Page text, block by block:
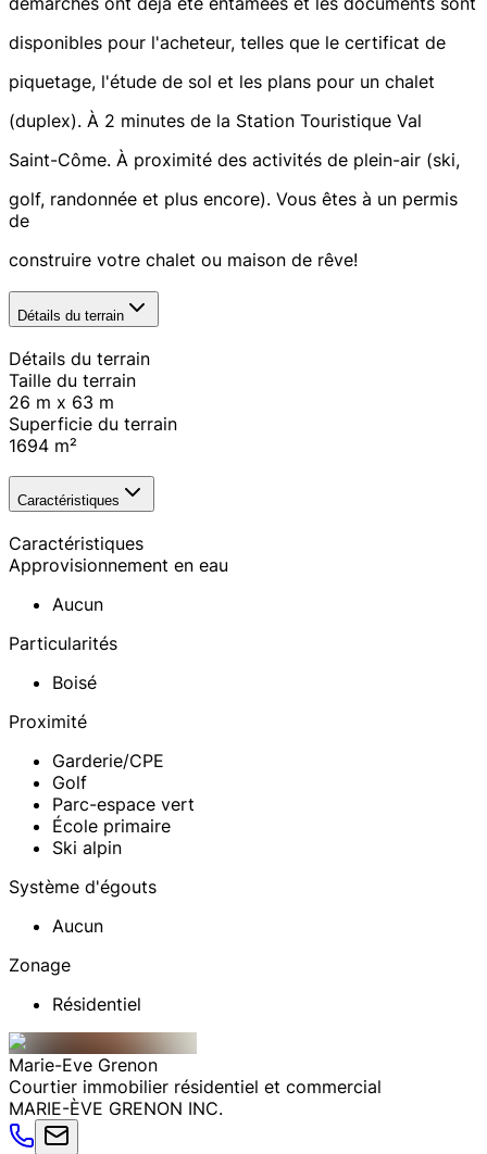
disponibles pour l'acheteur, telles que le certificat de
piquetage, l'étude de sol et les plans pour un chalet
(duplex). À 2 minutes de la Station Touristique Val
Saint-Côme. À proximité des activités de plein-air (ski,
golf, randonnée et plus encore). Vous êtes à un permis
de
construire votre chalet ou maison de rêve!
Détails du terrain
Détails du terrain
Taille du terrain
26 m x 63 m
Superficie du terrain
1694 m²
Caractéristiques
Caractéristiques
Approvisionnement en eau
Aucun
Particularités
Boisé
Proximité
Garderie/CPE
Golf
Parc-espace vert
École primaire
Ski alpin
Système d'égouts
Aucun
Zonage
Résidentiel
Marie-Eve Grenon
Courtier immobilier résidentiel et commercial
MARIE-ÈVE GRENON INC.